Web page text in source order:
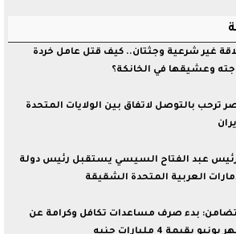
غير شرعية وجثتان.. كيف قتل عامل خردة
وعشيقها في الخانكة؟
ترحب بالتوصل لاتفاق بين الولايات المتحدة
عبد الفتاح السيسي يستقبل رئيس دولة
العربية المتحدة الشقيقة
بدء صرف مساعدات تكافل وكرامة عن